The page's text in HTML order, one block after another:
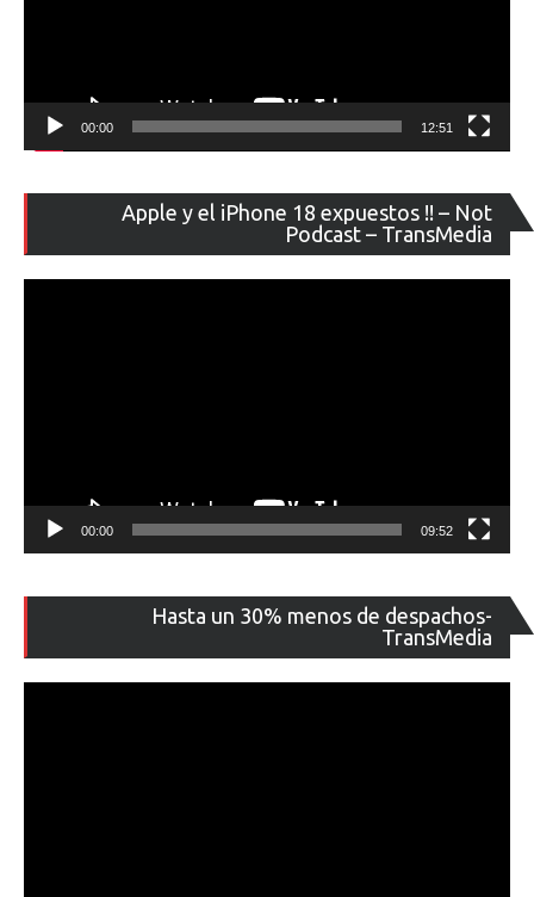
00:00 12:51
Apple y el iPhone 18 expuestos !! – Not
Podcast – TransMedia
de
00:00 09:52
Hasta un 30% menos de despachos-
TransMedia
de